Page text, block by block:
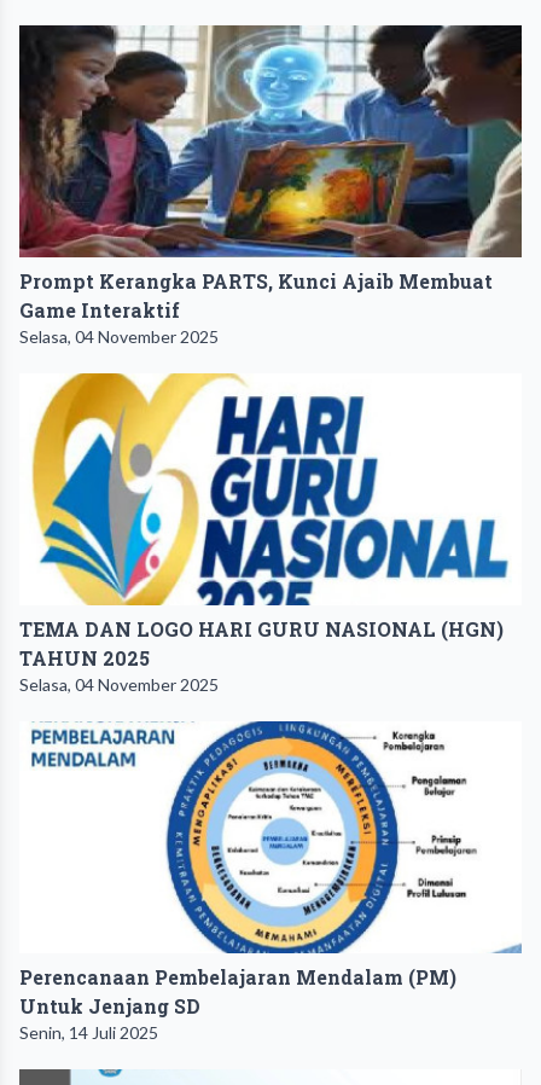
Prompt Kerangka PARTS, Kunci Ajaib Membuat
Game Interaktif
Selasa, 04 November 2025
TEMA DAN LOGO HARI GURU NASIONAL (HGN)
TAHUN 2025
Selasa, 04 November 2025
Perencanaan Pembelajaran Mendalam (PM)
Untuk Jenjang SD
Senin, 14 Juli 2025